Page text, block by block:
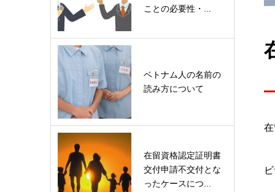
ことの必要性・...
ベトナム人の名前の
読み方について
在留資格認定証明書
交付申請不交付とな
ったケースにつ...